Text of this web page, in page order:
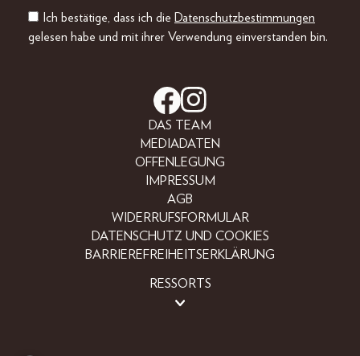
Ich bestätige, dass ich die Datenschutzbestimmungen
gelesen habe und mit ihrer Verwendung einverstanden bin.
DAS TEAM
MEDIADATEN
OFFENLEGUNG
IMPRESSUM
AGB
WIDERRUFSFORMULAR
DATENSCHUTZ UND COOKIES
BARRIEREFREIHEITSERKLÄRUNG
RESSORTS